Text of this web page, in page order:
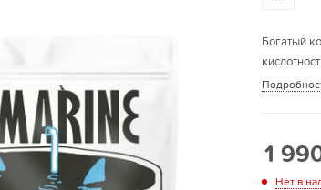
Богатый
1
Нет в